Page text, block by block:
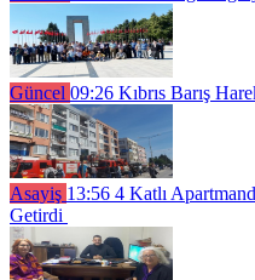
Güncel 09:26 Kıbrıs Barış
Asayiş 13:56 4 Katlı
Getirdi